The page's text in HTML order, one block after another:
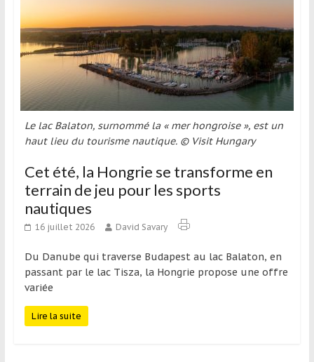
Le lac Balaton, surnommé la « mer hongroise », est un
haut lieu du tourisme nautique. © Visit Hungary
Cet été, la Hongrie se transforme en
terrain de jeu pour les sports
nautiques
16 juillet 2026 David Savary
Du Danube qui traverse Budapest au lac Balaton, en
passant par le lac Tisza, la Hongrie propose une offre
variée
Lire la suite